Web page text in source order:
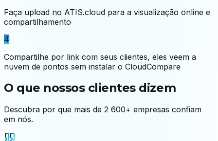
Faça upload no ATIS.cloud para a visualização online e
compartilhamento
4
Compartilhe por link com seus clientes, eles veem a
nuvem de pontos sem instalar o CloudCompare
O que nossos clientes dizem
Descubra por que mais de 2 600+ empresas confiam
em nós.